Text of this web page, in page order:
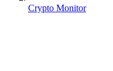
Crypto Monitor